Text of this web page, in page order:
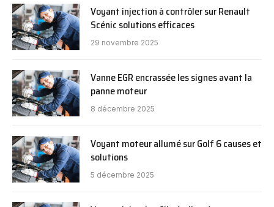
Voyant injection à contrôler sur Renault
Scénic solutions efficaces
29 novembre 2025
Vanne EGR encrassée les signes avant la
panne moteur
8 décembre 2025
Voyant moteur allumé sur Golf 6 causes et
solutions
5 décembre 2025